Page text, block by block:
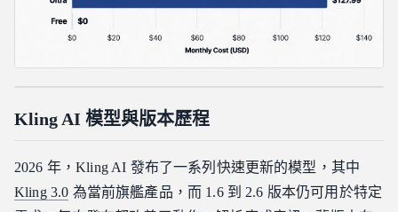
Kling AI 模型與版本歷程
2026 年，Kling AI 發布了一系列快速更新的模型，其中
Kling 3.0 為當前旗艦產品，而 1.6 到 2.6 版本仍可用於特定